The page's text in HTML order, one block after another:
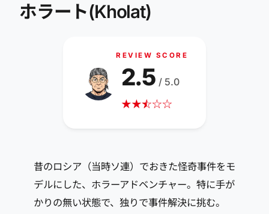
ホラート(Kholat)
REVIEW SCORE
★★☆
★☆☆
2.5 / 5.0
昔のロシア（当時ソ連）でおきた怪奇事件をモ
デルにした、ホラーアドベンチャー。特に手が
かりの無い状態で、独りで事件解決に挑む。